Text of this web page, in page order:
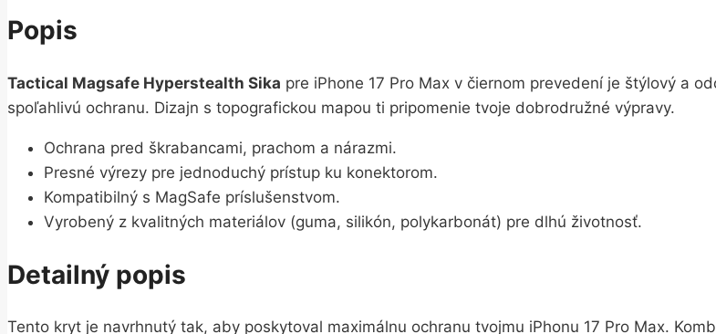
Popis
Tactical Magsafe Hyperstealth Sika pre iPhone 17 Pro Max v čiernom prevedení je štýlový a
spoľahlivú ochranu. Dizajn s topografickou mapou ti pripomenie tvoje dobrodružné výpravy.
Ochrana pred škrabancami, prachom a nárazmi.
Presné výrezy pre jednoduchý prístup ku konektorom.
Kompatibilný s MagSafe príslušenstvom.
Vyrobený z kvalitných materiálov (guma, silikón, polykarbonát) pre dlhú životnosť.
Detailný popis
Tento kryt je navrhnutý tak, aby poskytoval maximálnu ochranu tvojmu iPhonu 17 Pro Max.